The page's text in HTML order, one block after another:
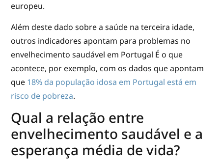
europeu.
Além deste dado sobre a saúde na terceira idade,
outros indicadores apontam para problemas no
envelhecimento saudável em Portugal É o que
acontece, por exemplo, com os dados que apontam
que 18% da população idosa em Portugal está em
risco de pobreza.
Qual a relação entre
envelhecimento saudável e a
esperança média de vida?